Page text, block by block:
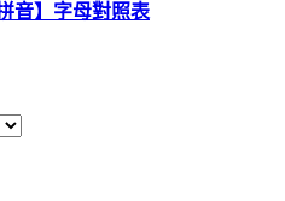
音】字母對照表